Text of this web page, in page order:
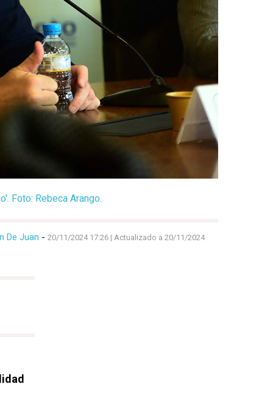
Foto: Rebeca Arango.
De Juan - 20/11/2024 17:26 | Actualizado a 20/11/2024